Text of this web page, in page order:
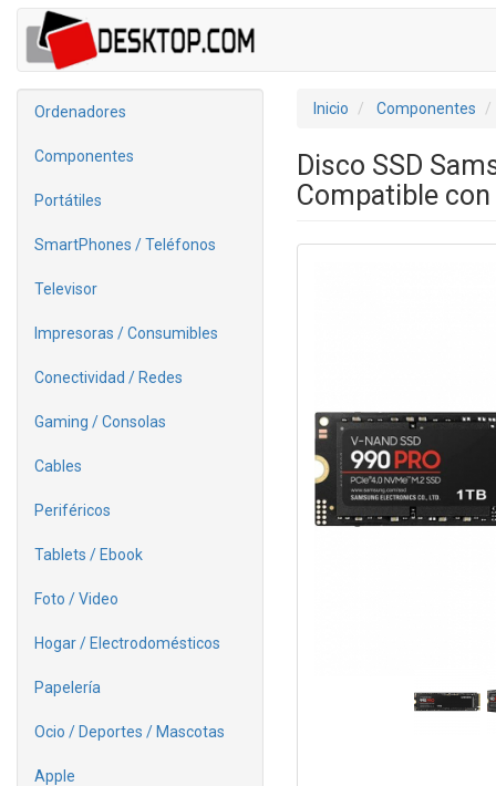
Ordenadores
Componentes
Portátiles
SmartPhones / Teléfonos
Televisor
Impresoras / Consumibles
Conectividad / Redes
Gaming / Consolas
Cables
Periféricos
Tablets / Ebook
Foto / Video
Hogar / Electrodomésticos
Papelería
Ocio / Deportes / Mascotas
Apple
Inicio Componentes
Disco SSD
Compatible